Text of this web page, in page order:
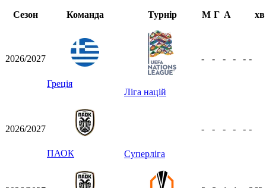
Сезон
Команда Турнір М Г А хв
2026/2027
Греція
Ліга націй
- - - - - -
2026/2027
ПАОК Суперліга
- - - - - -